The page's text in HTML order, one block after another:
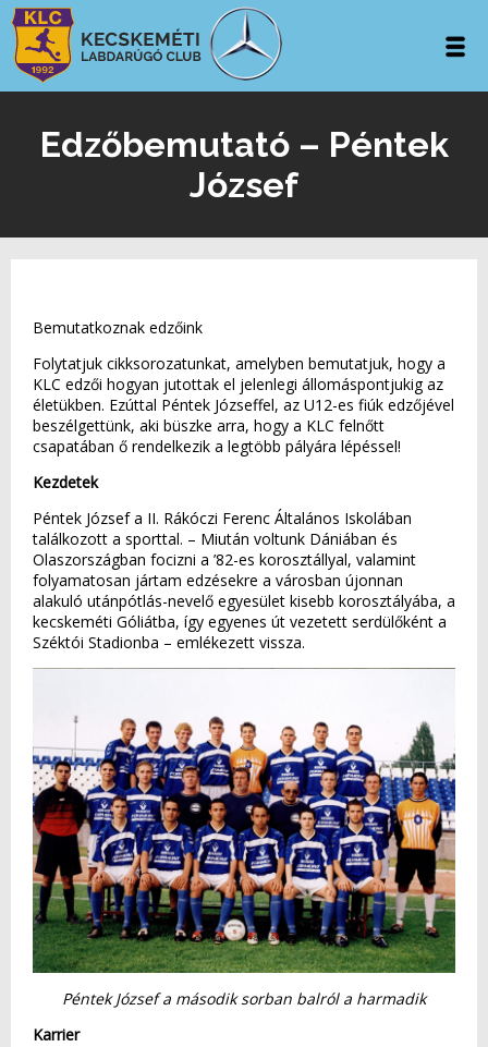
Edzőbemutató – Péntek
József
Bemutatkoznak edzőink
Folytatjuk cikksorozatunkat, amelyben bemutatjuk, hogy a
KLC edzői hogyan jutottak el jelenlegi állomáspontjukig az
életükben. Ezúttal Péntek Józseffel, az U12-es fiúk edzőjével
beszélgettünk, aki büszke arra, hogy a KLC felnőtt
csapatában ő rendelkezik a legtöbb pályára lépéssel!
Kezdetek
Péntek József a II. Rákóczi Ferenc Általános Iskolában
találkozott a sporttal. – Miután voltunk Dániában és
Olaszországban focizni a ’82-es korosztállyal, valamint
folyamatosan jártam edzésekre a városban újonnan
alakuló utánpótlás-nevelő egyesület kisebb korosztályába, a
kecskeméti Góliátba, így egyenes út vezetett serdülőként a
Széktói Stadionba – emlékezett vissza.
Péntek József a második sorban balról a harmadik
Karrier